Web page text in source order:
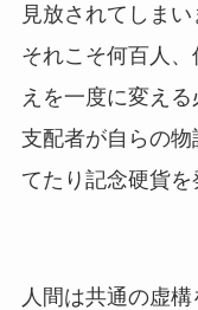
見放されてしま
それこそ何百人
えを一度に変え
支配者が自らの
てたり記念硬貨を
人間は共通の虚